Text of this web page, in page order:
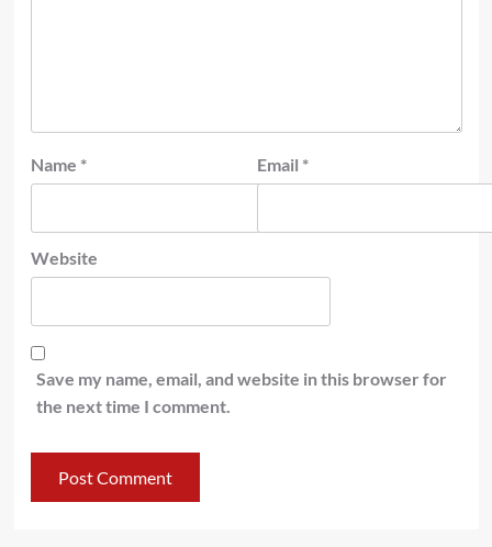
Name * Email *
Website
Save my name, email, and website in this browser for
the next time I comment.